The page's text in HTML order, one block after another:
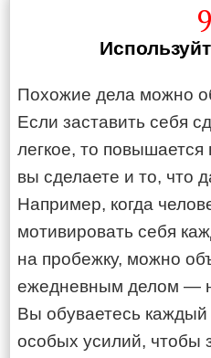
9
Похожие дела можно
Если заставить себя
легкое, то повышается
вы сделаете и то, что
Например, когда
мотивировать себя
на пробежку, можно
ежедневным делом —
Вы обуваетесь
особых усилий, чтобы